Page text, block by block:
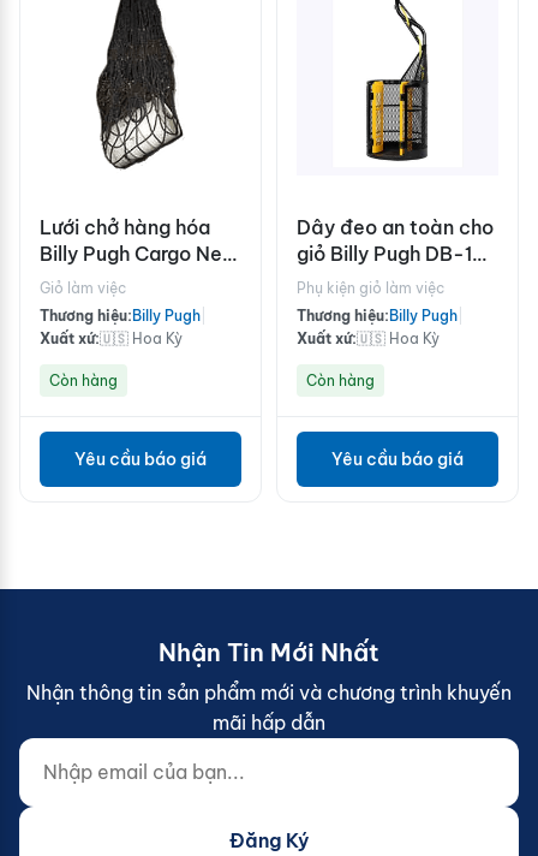
Lưới chở hàng hóa
Billy Pugh Cargo Nets
8x8"
Giỏ làm việc
Thương hiệu: Billy Pugh
Xuất xứ:🇺🇸 Hoa Kỳ
Còn hàng
Yêu cầu báo giá
Dây đeo an toàn cho
giỏ Billy Pugh DB-1
Derrick
Phụ kiện giỏ làm việc
Thương hiệu: Billy Pugh
Xuất xứ:🇺🇸 Hoa Kỳ
Còn hàng
Yêu cầu báo giá
Nhận Tin Mới Nhất
Nhận thông tin sản phẩm mới và chương trình khuyến
mãi hấp dẫn
Nhập email của bạn...
Website (do not fill)
Đăng Ký